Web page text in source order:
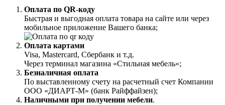
Оплата по QR-коду
Быстрая и выгодная оплата товара на сайте или через
мобильное приложение Вашего банка;
Оплата картами
Visa, Mastercard, Сбербанк и т.д.
Через терминал магазина «Стильная мебель»;
Безналичная оплата
По выставленному счету на расчетный счет Компании
ООО «ДИАРТ-М» (банк Райффайзен);
Наличными при получении мебели.